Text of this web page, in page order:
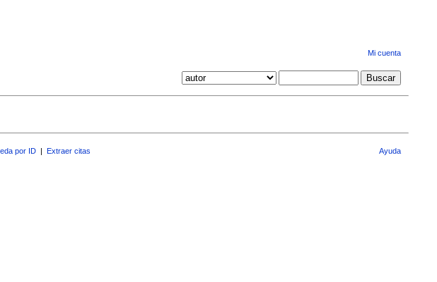
Mi cuenta
por ID | Extraer citas Ayuda